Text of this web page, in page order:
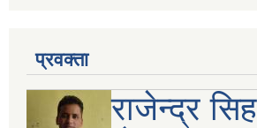
प्रवक्ता
राजेन्द्र सिह